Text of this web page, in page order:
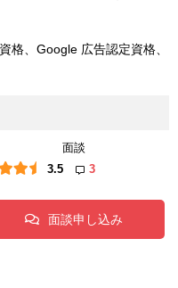
格、Google 広告認定資格、
面談
3.5
3
面談申し込み